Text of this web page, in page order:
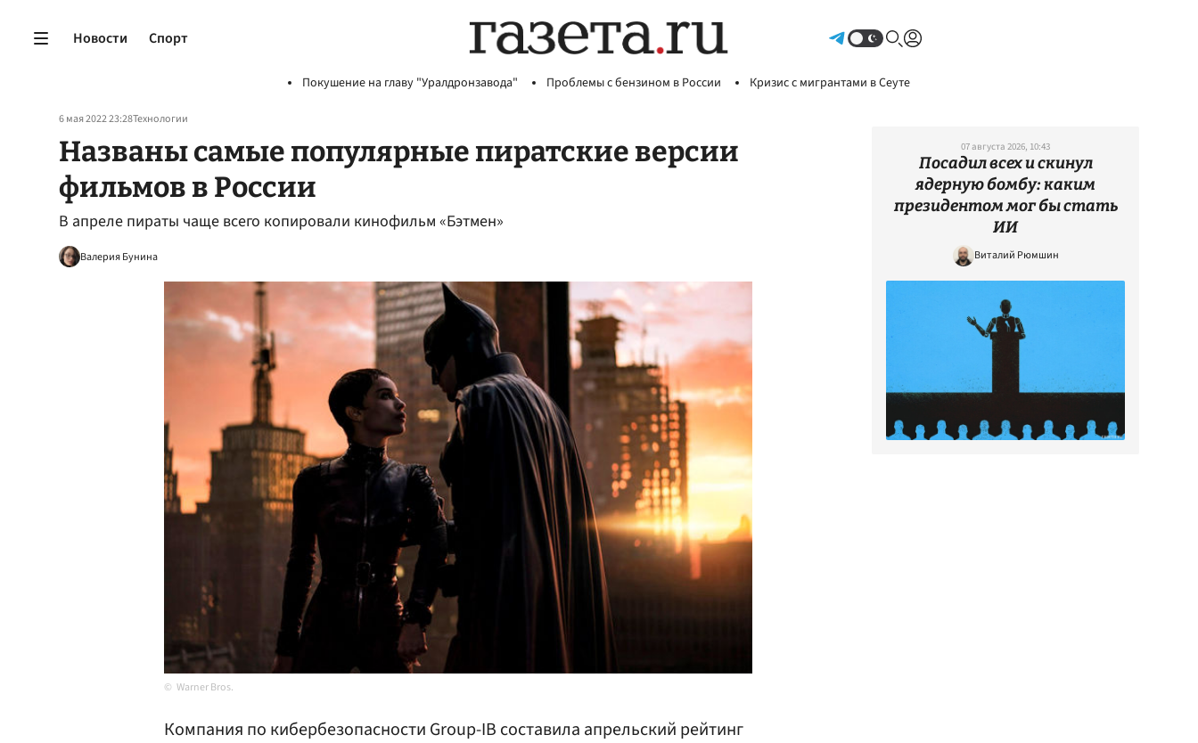
Новости Спорт
Покушение на главу "Уралдронзавода" Проблемы с бензином в России Кризис с мигрантами в Сеуте
6 мая 2022 23:28Технологии
Названы самые популярные пиратские версии
фильмов в России
В апреле пираты чаще всего копировали кинофильм «Бэтмен»
Валерия Бунина
Warner Bros.
Компания по кибербезопасности Group-IB составила апрельский рейтинг
07 августа 2026, 10:43
Посадил всех и скинул
ядерную бомбу: каким
президентом мог бы стать
ИИ
Виталий Рюмшин